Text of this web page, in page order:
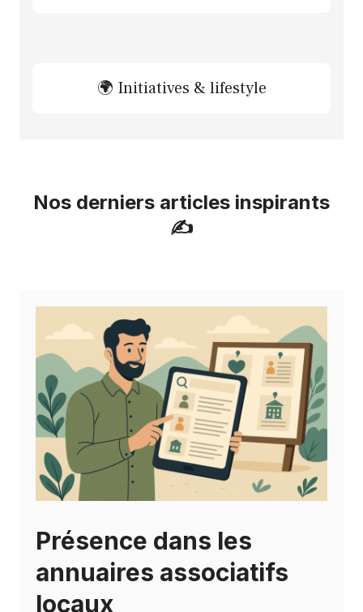
🌍 Initiatives & lifestyle
Nos derniers articles inspirants
✍️
Présence dans les
annuaires associatifs
locaux